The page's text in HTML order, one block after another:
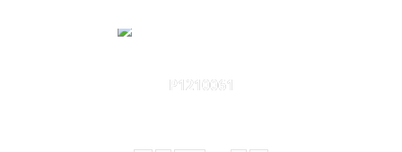
P1210061